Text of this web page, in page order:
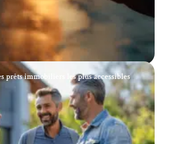
prêts immobiliers les plus accessibles